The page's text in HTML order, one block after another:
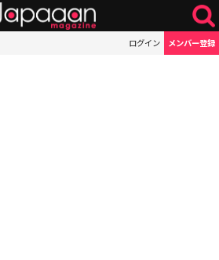
ログイン メンバー登録